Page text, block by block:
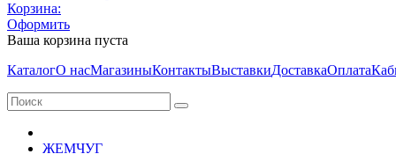
Корзина:
Оформить
Ваша корзина пуста
КаталогО насМагазиныКонтактыВыставкиДоставкаОплата
ЖЕМЧУГ